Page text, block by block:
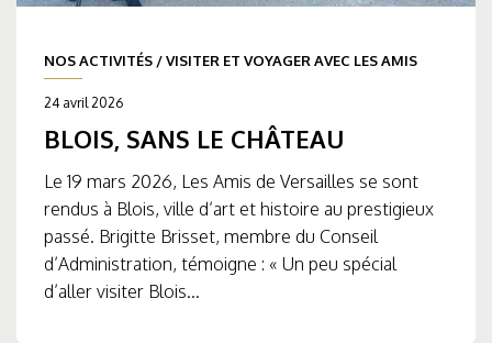
NOS ACTIVITÉS /VISITER ET VOYAGER AVEC LES AMIS
24 avril 2026
BLOIS, SANS LE CHÂTEAU
Le 19 mars 2026, Les Amis de Versailles se sont
rendus à Blois, ville d’art et histoire au prestigieux
passé. Brigitte Brisset, membre du Conseil
d’Administration, témoigne : « Un peu spécial
d’aller visiter Blois...